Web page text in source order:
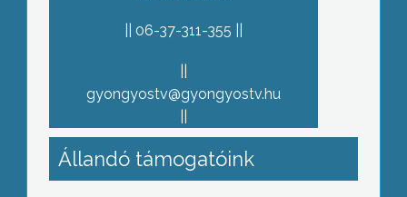
06-37-311-355
gyongyostv@gyongyostv.hu
Állandó támogatóink